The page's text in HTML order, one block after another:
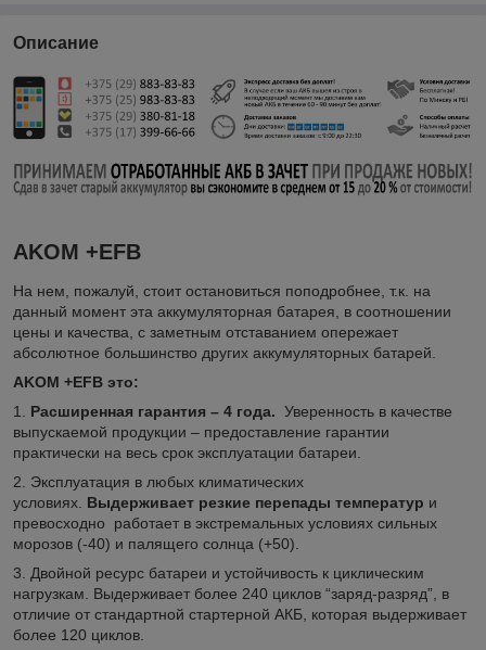
Описание
AKOM +EFB
На нем, пожалуй, стоит остановиться поподробнее, т.к. на
данный момент эта аккумуляторная батарея, в соотношении
цены и качества, с заметным отставанием опережает
абсолютное большинство других аккумуляторных батарей.
AKOM +EFB это:
1. Расширенная гарантия – 4 года. Уверенность в качестве
выпускаемой продукции – предоставление гарантии
практически на весь срок эксплуатации батареи.
2. Эксплуатация в любых климатических
условиях. Выдерживает резкие перепады температур и
превосходно работает в экстремальных условиях сильных
морозов (-40) и палящего солнца (+50).
3. Двойной ресурс батареи и устойчивость к циклическим
нагрузкам. Выдерживает более 240 циклов “заряд-разряд”, в
отличие от стандартной стартерной АКБ, которая выдерживает
более 120 циклов.